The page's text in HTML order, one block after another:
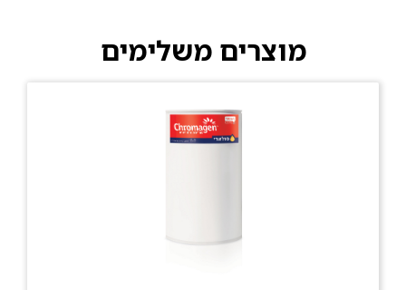
מוצרים משלימים